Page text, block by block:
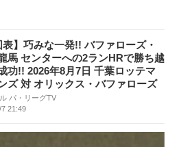
表】巧みな一発!! バファローズ・
馬 センターへの2ランHRで勝ち越
功!! 2026年8月7日 千葉ロッテマ
ズ 対 オリックス・バファローズ
パ・リーグTV
21:49